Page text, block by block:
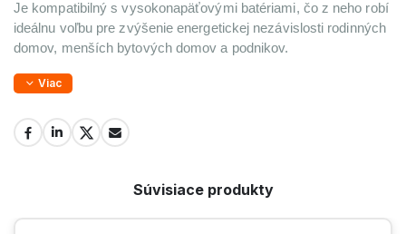
Je kompatibilný s vysokonapäťovými batériami, čo z neho robí
ideálnu voľbu pre zvýšenie energetickej nezávislosti rodinných
domov, menších bytových domov a podnikov.
Viac
Súvisiace produkty